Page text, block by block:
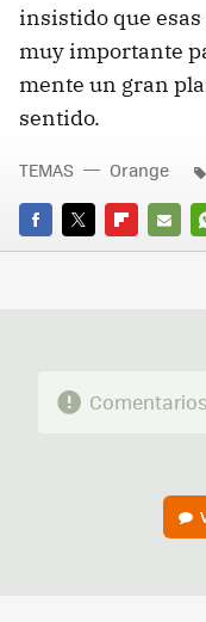
insistido que
muy importante
mente un gran
sentido.
FACEBOOK
TWITTERFLIPBOARD
E-
TEMAS Orange